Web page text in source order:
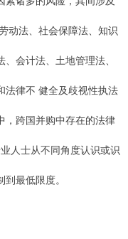
动法、社会保障法、知识
会计法、土地管理法、
法律不 健全及歧视性执法
，跨国并购中存在的法律
人士从不同角度认识或识
最低限度。